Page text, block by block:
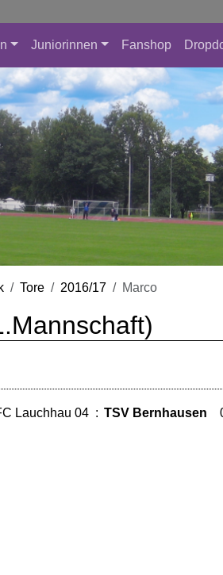
Juniorinnen Fanshop
Tore 2016/17 Marco
Lauchhau 04 : TSV Bernhausen